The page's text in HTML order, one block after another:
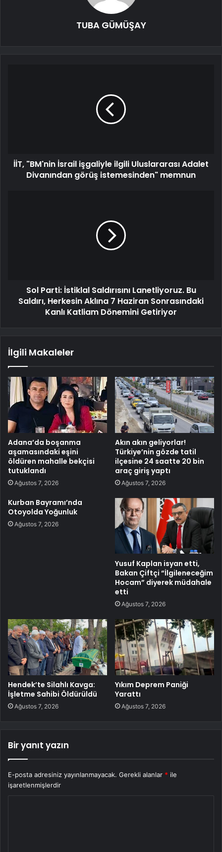
TUBA GÜMÜŞAY
İİT, "BM'nin İsrail işgaliyle ilgili Uluslararası Adalet
Divanından görüş istemesinden" memnun
Sol Parti: İstiklal Saldırısını Lanetliyoruz. Bu
Saldırı, Herkesin Aklına 7 Haziran Sonrasındaki
Kanlı Katliam Dönemini Getiriyor
İlgili Makaleler
Adana’da boşanma
aşamasındaki eşini
öldüren mahalle bekçisi
tutuklandı
Ağustos 7, 2026
Akın akın geliyorlar!
Türkiye’nin gözde tatil
ilçesine 24 saatte 20 bin
araç giriş yaptı
Ağustos 7, 2026
Kurban Bayramı’nda
Otoyolda Yoğunluk
Ağustos 7, 2026
Yusuf Kaplan isyan etti,
Bakan Çiftçi “İlgileneceğim
Hocam” diyerek müdahale
etti
Ağustos 7, 2026
Hendek’te Silahlı Kavga:
İşletme Sahibi Öldürüldü
Ağustos 7, 2026
Yıkım Deprem Paniği
Yarattı
Ağustos 7, 2026
Bir yanıt yazın
E-posta adresiniz yayınlanmayacak. Gerekli alanlar * ile
işaretlenmişlerdir